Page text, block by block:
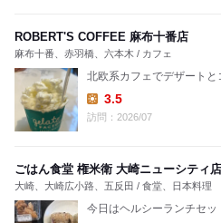
ROBERT'S COFFEE 麻布十番店
麻布十番、赤羽橋、六本木 / カフェ
北欧系カフェでデザートと
Lunch:
3.5
訪問：2026/07
ごはん食堂 権米衛 大崎ニューシティ店
大崎、大崎広小路、五反田 / 食堂、日本料理
今日はヘルシーランチセッ